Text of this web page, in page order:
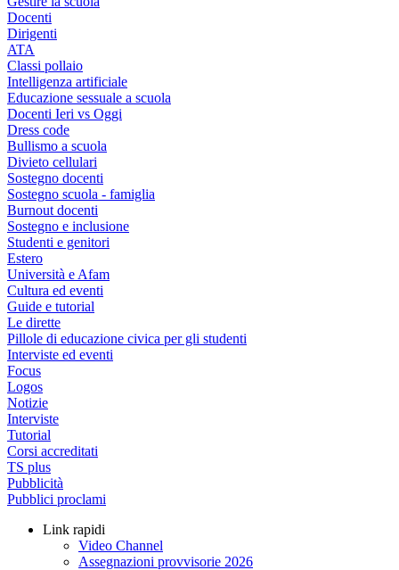
Docenti
Dirigenti
ATA
Classi pollaio
Intelligenza artificiale
Educazione sessuale a scuola
Docenti Ieri vs Oggi
Dress code
Bullismo a scuola
Divieto cellulari
Sostegno docenti
Sostegno scuola - famiglia
Burnout docenti
Sostegno e inclusione
Studenti e genitori
Estero
Università e Afam
Cultura ed eventi
Guide e tutorial
Le dirette
Pillole di educazione civica per gli studenti
Interviste ed eventi
Focus
Logos
Notizie
Interviste
Tutorial
Corsi accreditati
TS plus
Pubblicità
Pubblici proclami
Link rapidi
Video Channel
Assegnazioni provvisorie 2026